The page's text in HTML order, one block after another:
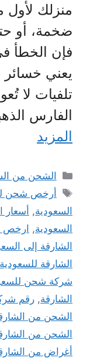
منزلك لأول
ضخمة، أو
فإن الخطأ
يعني خسائر
تلفيات لا
الفارس
المزيد
التصنيفات
الشحن من
الوسوم
أرخص شحن
السعودية, أسعار
السعودية, ارخص
الشارقة إلى
الشارقة للسعودية
شركة شحن
الشارقة, رقم
الشحن من
الشحن من
أغراض من